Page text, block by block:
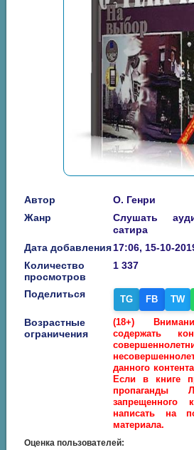
Автор
О. Генри
Жанр
Слушать
сатира
Дата добавления17:06, 15-10-
Количество
просмотров
1 337
Поделиться TG FB TW
Возрастные
ограничения
(18+)
содержать
данного
Если в книге
пропаганды
запрещенного
написать на
материала.
Оценка пользователей: